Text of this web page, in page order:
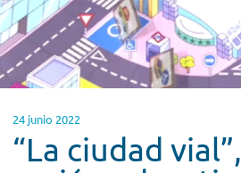
24 junio 2022
“La ciudad